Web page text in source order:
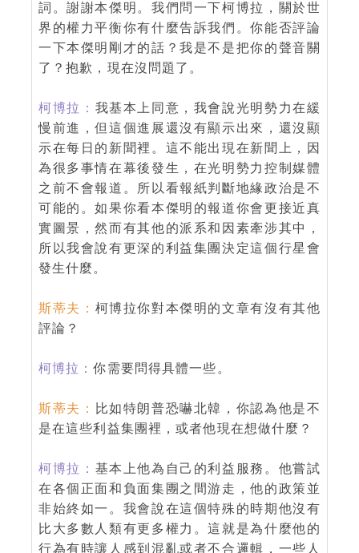
詞。謝謝本傑明。我們問一下柯博拉，關於世
界的權力平衡你有什麼告訴我們。你能否評論
一下本傑明剛才的話？我是不是把你的聲音關
了？抱歉，現在沒問題了。
柯博拉： 我基本上同意，我會說光明勢力在緩
慢前進，但這個進展還沒有顯示出來，還沒顯
示在每日的新聞裡。這不能出現在新聞上，因
為很多事情在幕後發生，在光明勢力控制媒體
之前不會報道。所以看報紙判斷地緣政治是不
可能的。如果你看本傑明的報道你會更接近真
實圖景，然而有其他的派系和因素牽涉其中，
所以我會說有更深的利益集團決定這個行星會
發生什麼。
斯蒂夫： 柯博拉你對本傑明的文章有沒有其他
評論？
柯博拉：你需要問得具體一些。
斯蒂夫：
比如特朗普恐嚇北韓，你認為他是不
是在這些利益集團裡，或者他現在想做什麼？
柯博拉： 基本上他為自己的利益服務。他嘗試
在各個正面和負面集團之間游走，他的政策並
非始終如一。我會說在這個特殊的時期他沒有
比大多數人類有更多權力。這就是為什麼他的
行為有時讓人感到混亂或者不合邏輯，一些人